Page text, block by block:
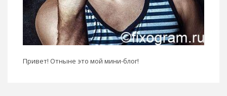
Привет! Отныне это мой мини-блог!